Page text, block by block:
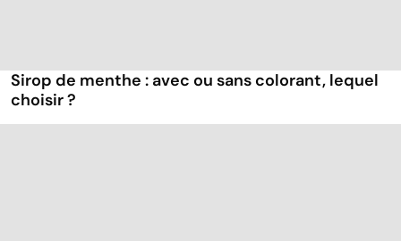
Sirop de menthe : avec ou sans colorant, lequel
choisir ?